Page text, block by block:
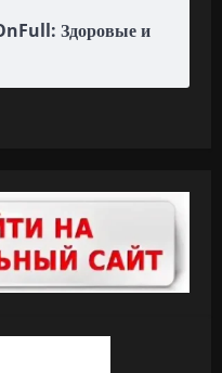
Здоровые и